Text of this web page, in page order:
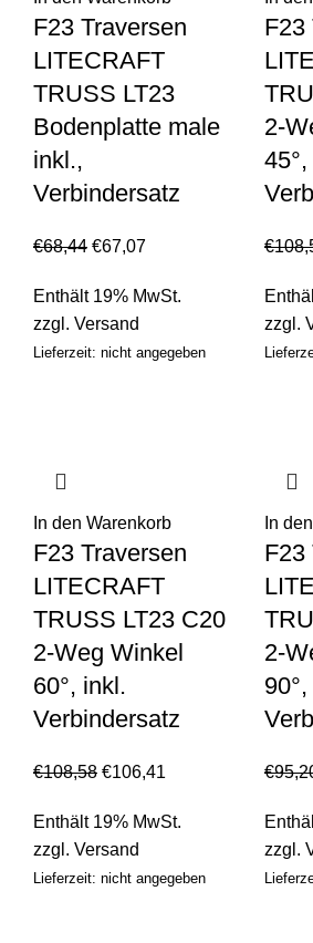
F23 Traversen
LITECRAFT
TRUSS LT23
Bodenplatte male
inkl.,
Verbindersatz
€68,44 €67,07
Enthält 19% MwSt.
zzgl. Versand
Lieferzeit: nicht angegeben
F23
2-
€
zzgl.
In den Warenkorb
F23 Traversen
LITECRAFT
TRUSS LT23 C20
2-Weg Winkel
60°, inkl.
Verbindersatz
€108,58 €106,41
Enthält 19% MwSt.
zzgl. Versand
Lieferzeit: nicht angegeben
In
F23
2-
€
zzgl.